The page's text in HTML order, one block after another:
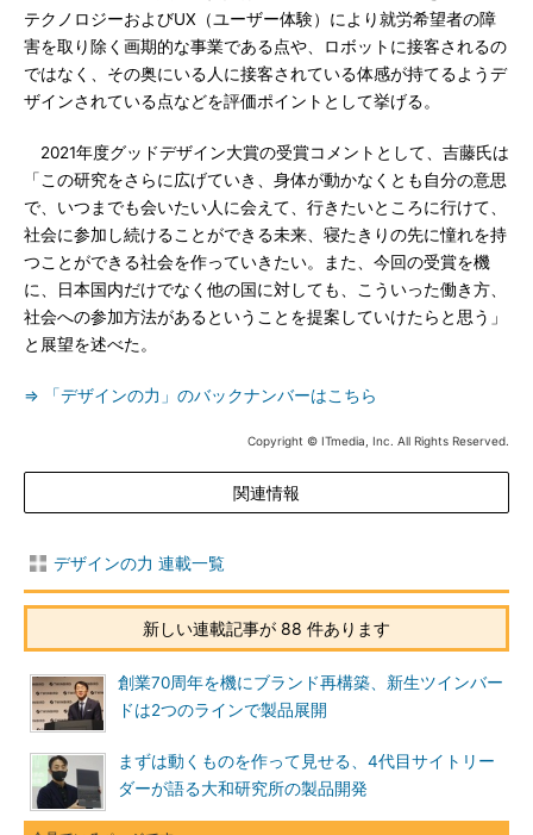
テクノロジーおよびUX（ユーザー体験）により就労希望者の障
害を取り除く画期的な事業である点や、ロボットに接客されるの
ではなく、その奥にいる人に接客されている体感が持てるようデ
ザインされている点などを評価ポイントとして挙げる。
2021年度グッドデザイン大賞の受賞コメントとして、吉藤氏は
「この研究をさらに広げていき、身体が動かなくとも自分の意思
で、いつまでも会いたい人に会えて、行きたいところに行けて、
社会に参加し続けることができる未来、寝たきりの先に憧れを持
つことができる社会を作っていきたい。また、今回の受賞を機
に、日本国内だけでなく他の国に対しても、こういった働き方、
社会への参加方法があるということを提案していけたらと思う」
と展望を述べた。
⇒ 「デザインの力」のバックナンバーはこちら
Copyright © ITmedia, Inc. All Rights Reserved.
関連情報
デザインの力 連載一覧
新しい連載記事が 88 件あります
創業70周年を機にブランド再構築、新生ツインバー
ドは2つのラインで製品展開
まずは動くものを作って見せる、4代目サイトリー
ダーが語る大和研究所の製品開発